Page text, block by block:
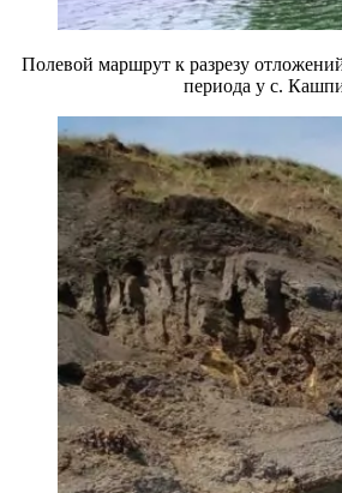
Полевой маршрут к разрезу
периода у с.